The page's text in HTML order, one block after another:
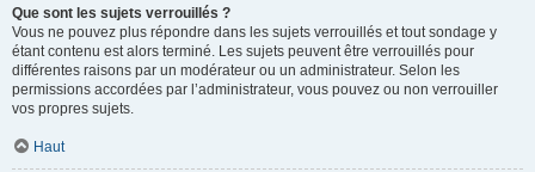
Que sont les sujets verrouillés ?
Vous ne pouvez plus répondre dans les sujets verrouillés et tout sondage y
étant contenu est alors terminé. Les sujets peuvent être verrouillés pour
différentes raisons par un modérateur ou un administrateur. Selon les
permissions accordées par l’administrateur, vous pouvez ou non verrouiller
vos propres sujets.
Haut